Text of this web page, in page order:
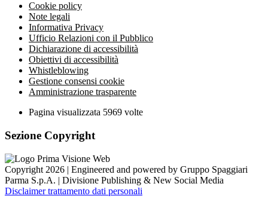
Cookie policy
Note legali
Informativa Privacy
Ufficio Relazioni con il Pubblico
Dichiarazione di accessibilità
Obiettivi di accessibilità
Whistleblowing
Gestione consensi cookie
Amministrazione trasparente
Pagina visualizzata 5969 volte
Sezione Copyright
Copyright 2026 | Engineered and powered by Gruppo Spaggiari
Parma S.p.A. | Divisione Publishing & New Social Media
Disclaimer trattamento dati personali